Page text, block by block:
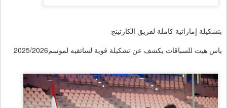
بتشكيلة إماراتية كاملة لفريق الكارتينج
ياس هيت للسباقات يكشف عن تشكيلة قوية لسائقيه لموسم2025/2026